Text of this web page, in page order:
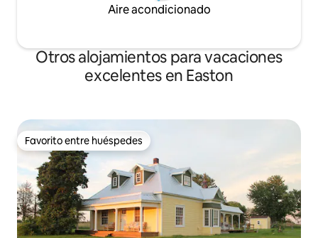
Aire acondicionado
Otros alojamientos para vacaciones
excelentes en Easton
Favorito entre huéspedes
Favorito entre huéspedes